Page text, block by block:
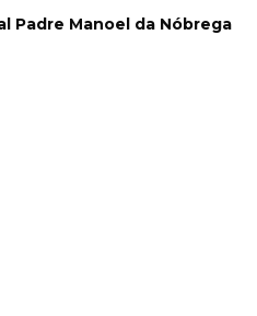
Padre Manoel da Nóbrega